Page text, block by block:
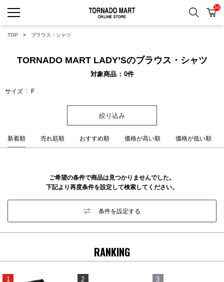
検索 カ
34
TOP ブラウス・シャツ
TORNADO MART LADY’Sのブラウス・シャツ
対象商品 0件
サイズ F
絞り込み
新着順 売れ筋順 おすすめ順 価格が高い順 価格が低い順
ご希望の条件で商品は見つかりませんでした。
下記より再度条件を設定して検索してください。
条件を設定する
RANKING
1 2 3